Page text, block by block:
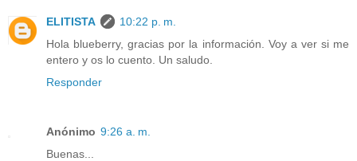
ELITISTA
10:22 p. m.
Hola blueberry, gracias por la información. Voy a ver si me
entero y os lo cuento. Un saludo.
Responder
Anónimo 9:26 a. m.
Buenas...